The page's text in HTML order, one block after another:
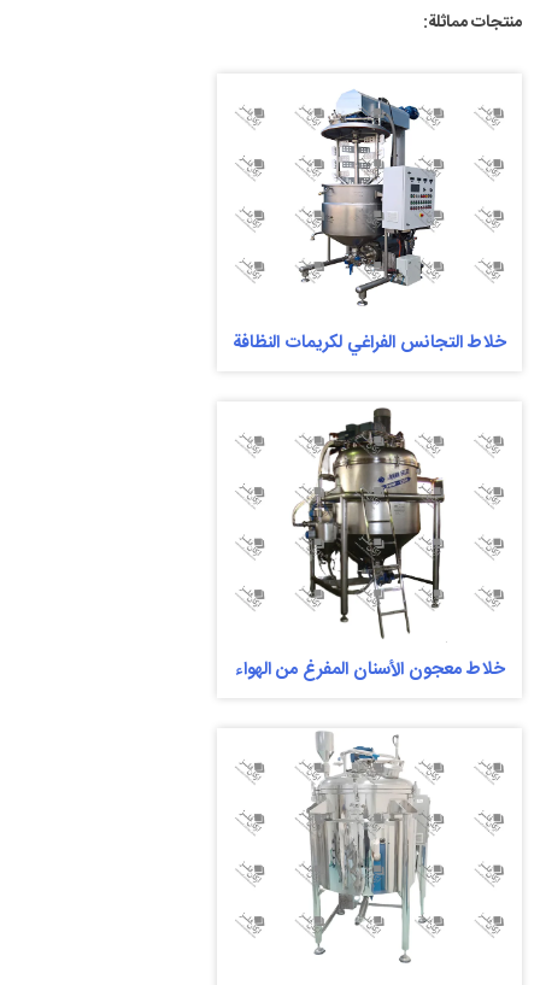
منتجات مماثلة:
خلاط التجانس الفراغي لكريمات النظافة
خلاط معجون الأسنان المفرغ من الهواء